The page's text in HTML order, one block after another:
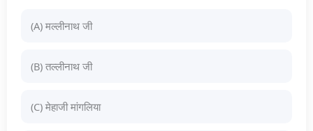
(A) मल्लीनाथ जी
(B) तल्लीनाथ जी
(C) मेहाजी मांगलिया